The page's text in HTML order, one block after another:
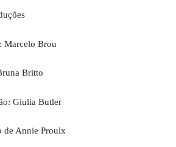
Marcelo Brou
Britto
Giulia Butler
de Annie Proulx